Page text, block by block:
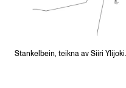
Stankelbein, teikna av Siiri Ylijoki.